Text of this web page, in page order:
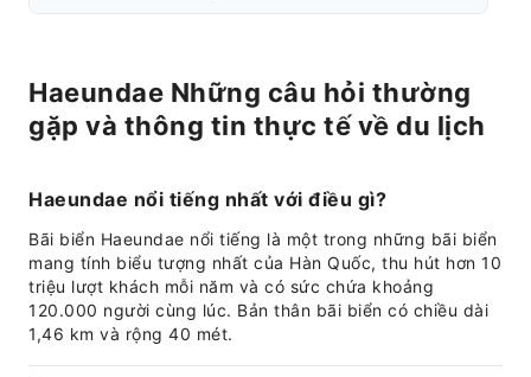
Haeundae Những câu hỏi thường
gặp và thông tin thực tế về du lịch
Haeundae nổi tiếng nhất với điều gì?
Bãi biển Haeundae nổi tiếng là một trong những bãi biển
mang tính biểu tượng nhất của Hàn Quốc, thu hút hơn 10
triệu lượt khách mỗi năm và có sức chứa khoảng
120.000 người cùng lúc. Bản thân bãi biển có chiều dài
1,46 km và rộng 40 mét.